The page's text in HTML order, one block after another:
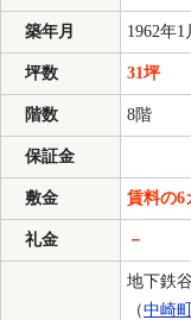
築年月 1962年1
坪数 31坪
階数 8階
保証金
敷金 賃料の6
礼金 －
地下鉄
（中崎